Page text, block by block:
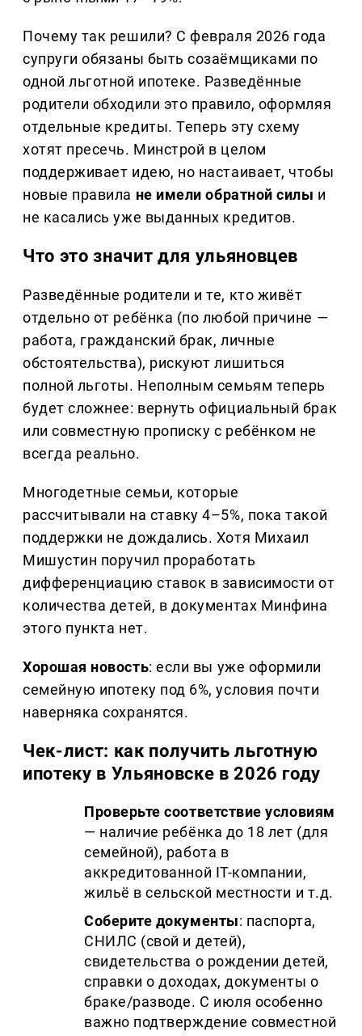
Почему так решили? С февраля 2026 года
супруги обязаны быть созаёмщиками по
одной льготной ипотеке. Разведённые
родители обходили это правило, оформляя
отдельные кредиты. Теперь эту схему
хотят пресечь. Минстрой в целом
поддерживает идею, но настаивает, чтобы
новые правила не имели обратной силы и
не касались уже выданных кредитов.
Что это значит для ульяновцев
Разведённые родители и те, кто живёт
отдельно от ребёнка (по любой причине —
работа, гражданский брак, личные
обстоятельства), рискуют лишиться
полной льготы. Неполным семьям теперь
будет сложнее: вернуть официальный брак
или совместную прописку с ребёнком не
всегда реально.
Многодетные семьи, которые
рассчитывали на ставку 4–5%, пока такой
поддержки не дождались. Хотя Михаил
Мишустин поручил проработать
дифференциацию ставок в зависимости от
количества детей, в документах Минфина
этого пункта нет.
Хорошая новость: если вы уже оформили
семейную ипотеку под 6%, условия почти
наверняка сохранятся.
Чек-лист: как получить льготную
ипотеку в Ульяновске в 2026 году
Проверьте соответствие условиям
— наличие ребёнка до 18 лет (для
семейной), работа в
аккредитованной IT-компании,
жильё в сельской местности и т.д.
Соберите документы: паспорта,
СНИЛС (свой и детей),
свидетельства о рождении детей,
справки о доходах, документы о
браке/разводе. С июля особенно
важно подтверждение совместной